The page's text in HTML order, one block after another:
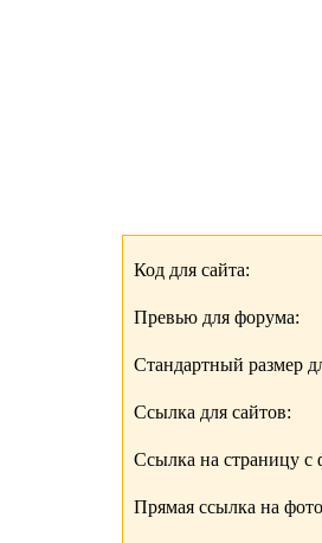
Код для сайта:
Превью для форума:
Стандартный размер
Ссылка для сайтов:
Ссылка на страницу с
Прямая ссылка на